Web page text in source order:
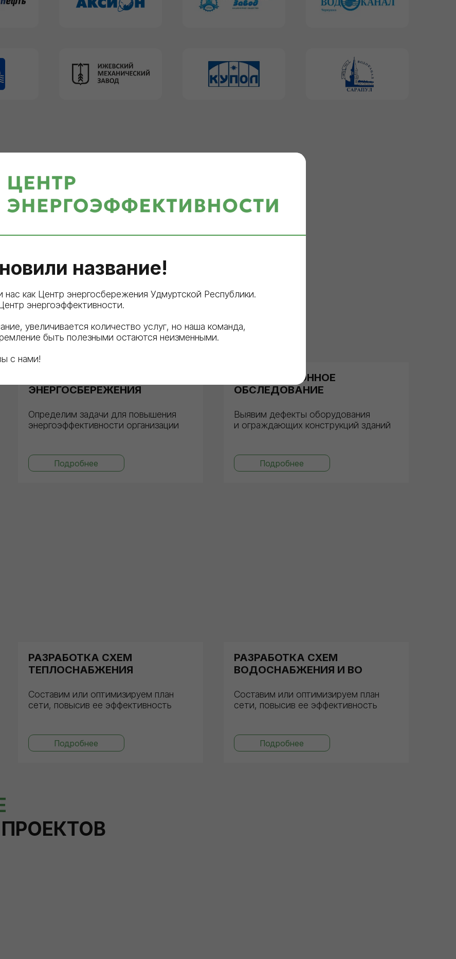
название!
нас как Центр энергосбережения Удмуртской Республики.
энергоэффективности.
увеличивается количество услуг, но наша команда,
быть полезными остаются неизменными.
с нами!
ЭНЕРГОСБЕРЕЖЕНИЯ
Определим задачи для повышения
энергоэффективности организации
Подробнее
ТЕПЛОВИЗИОННОЕ
ОБСЛЕДОВАНИЕ
Выявим дефекты оборудования
и ограждающих конструкций зданий
Подробнее
РАЗРАБОТКА СХЕМ
ТЕПЛОСНАБЖЕНИЯ
Составим или оптимизируем план
сети, повысив ее эффективность
Подробнее
РАЗРАБОТКА СХЕМ
ВОДОСНАБЖЕНИЯ И ВО
Составим или оптимизируем план
сети, повысив ее эффективность
Подробнее